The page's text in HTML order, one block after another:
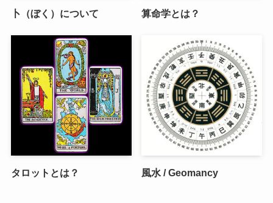
卜（ぼく）について 算命学とは？
タロットとは？ 風水 / Geomancy